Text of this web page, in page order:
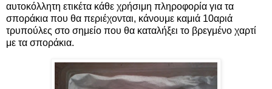
αυτοκόλλητη ετικέτα κάθε χρήσιμη πληροφορία για τα
σποράκια που θα περιέχονται, κάνουμε καμιά 10αριά
τρυπούλες στο σημείο που θα καταλήξει το βρεγμένο χαρτί
με τα σποράκια.